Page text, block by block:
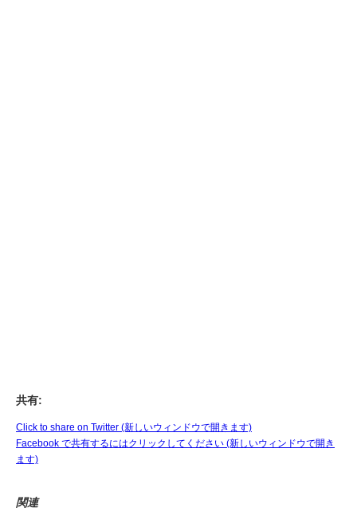
共有:
Click to share on Twitter (新しいウィンドウで開きます)
Facebook で共有するにはクリックしてください (新しいウィンドウで開き
ます)
関連